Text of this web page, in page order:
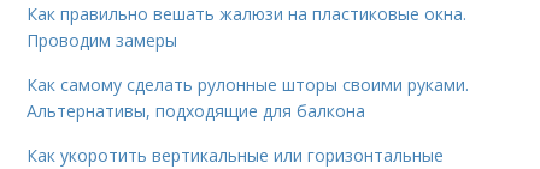
Как правильно вешать жалюзи на пластиковые окна.
Проводим замеры
Как самому сделать рулонные шторы своими руками.
Альтернативы, подходящие для балкона
Как укоротить вертикальные или горизонтальные